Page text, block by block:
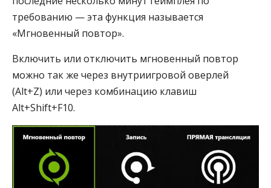
требованию — эта функция называется
«Мгновенный повтор».
Включить или отключить мгновенный повтор
можно так же через внутриигровой оверлей
(Alt+Z) или через комбинацию клавиш
Alt+Shift+F10.